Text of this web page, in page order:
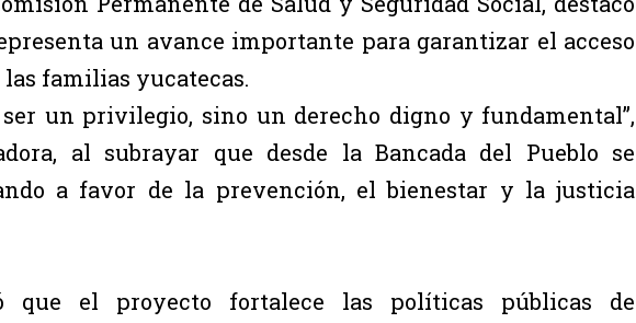
un avance importante para garantizar el acceso
familias yucatecas.
ser un privilegio, sino un derecho digno y fundamental”,
al subrayar que desde la Bancada del Pueblo se
a favor de la prevención, el bienestar y la justicia
que el proyecto fortalece las políticas públicas de